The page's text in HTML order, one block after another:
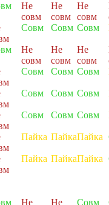
Не
совм
Не
совм
Не
совм
Совм Совм Совм
Не
совм
Не
совм
Не
совм
Совм Совм Совм
Совм Совм Совм
Совм Совм Совм
Пайка ПайкаПайка
Пайка ПайкаПайка
Не
Не
Совм